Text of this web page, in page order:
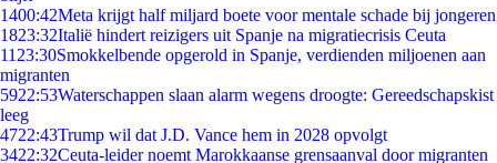
1400:42Meta krijgt half miljard boete voor mentale schade bij jongeren
1823:32Italië hindert reizigers uit Spanje na migratiecrisis Ceuta
11 23:30Smokkelbende opgerold in Spanje, verdienden miljoenen aan
migranten
5922:53Waterschappen slaan alarm wegens droogte: Gereedschapskist
leeg
4722:43Trump wil dat J.D. Vance hem in 2028 opvolgt
3422:32Ceuta-leider noemt Marokkaanse grensaanval door migranten